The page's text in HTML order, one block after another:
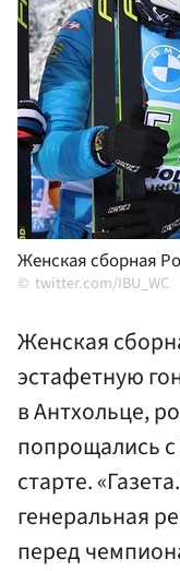
Женская сборная
twitter.com/IBU_WC
Женская
эстафетную
в Антхольце,
попрощались
старте.
генеральная
перед